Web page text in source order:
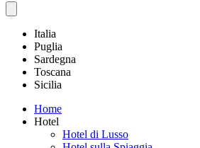
Italia
Puglia
Sardegna
Toscana
Sicilia
Home
Hotel
Hotel di Lusso